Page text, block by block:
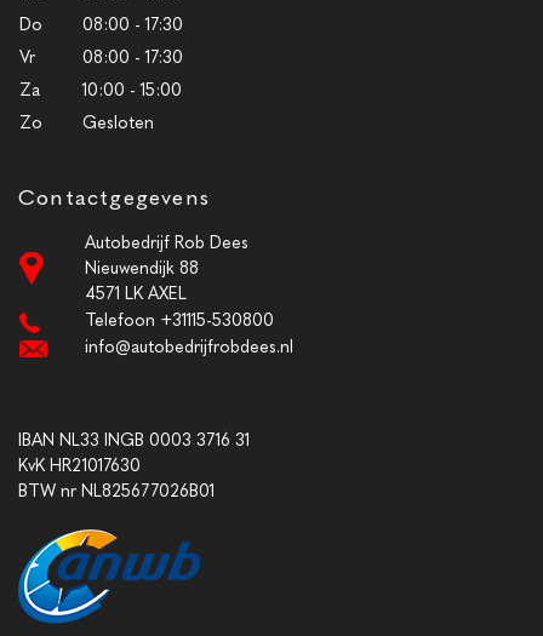
Do
08:00 - 17:30
Vr
08:00 - 17:30
Za
10:00 - 15:00
Zo
Gesloten
Contactgegevens
Autobedrijf Rob Dees
Nieuwendijk 88
4571 LK AXEL
Telefoon +31115-530800
info@autobedrijfrobdees.nl
IBAN NL33 INGB 0003 3716 31
KvK HR21017630
BTW nr NL825677026B01